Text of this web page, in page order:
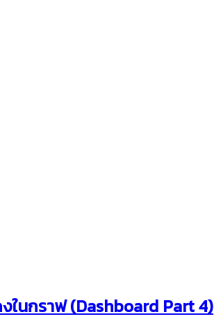
ในกราฟ (Dashboard Part 4)